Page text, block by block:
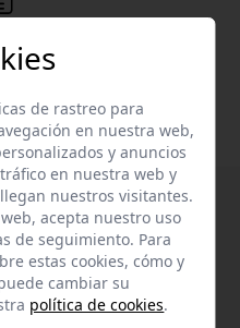
en el mercado de la
de rastreo para
en nuestra web,
y anuncios
en nuestra web y
nuestros visitantes.
acepta nuestro uso
de seguimiento. Para
estas cookies, cómo y
cambiar su
política de cookies.